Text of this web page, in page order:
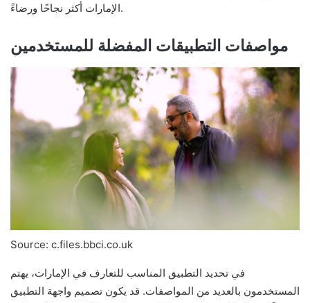
الإمارات أكثر نجاحًا ورضاءً.
مواصفات التطبيقات المفضلة للمستخدمين
Source: c.files.bbci.co.uk
في تحديد التطبيق المناسب للتعارف في الإمارات، يهتم
المستخدمون بالعديد من المواصفات. قد يكون تصميم واجهة التطبيق